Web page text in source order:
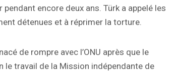
encore deux ans. Türk a appelé les
détenues et à réprimer la torture.
de rompre avec l’ONU après que le
le travail de la Mission indépendante de